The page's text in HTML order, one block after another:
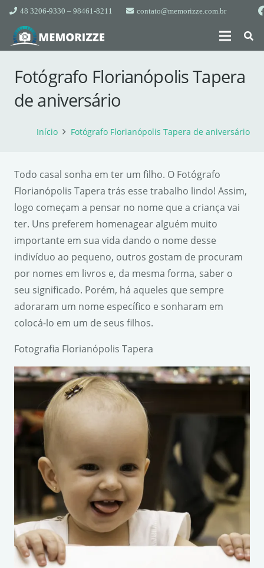
48 3206-9330 – 98461-8211 contato@memorizze.com.br
Fotógrafo Florianópolis Tapera
de aniversário
Início Fotógrafo Florianópolis Tapera de aniversário
Todo casal sonha em ter um filho. O Fotógrafo
Florianópolis Tapera trás esse trabalho lindo! Assim,
logo começam a pensar no nome que a criança vai
ter. Uns preferem homenagear alguém muito
importante em sua vida dando o nome desse
indivíduo ao pequeno, outros gostam de procuram
por nomes em livros e, da mesma forma, saber o
seu significado. Porém, há aqueles que sempre
adoraram um nome específico e sonharam em
colocá-lo em um de seus filhos.
Fotografia Florianópolis Tapera